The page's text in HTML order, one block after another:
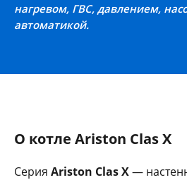
нагревом, ГВС, давлением,
автоматикой.
О котле Ariston Clas X
Серия Ariston Clas X—